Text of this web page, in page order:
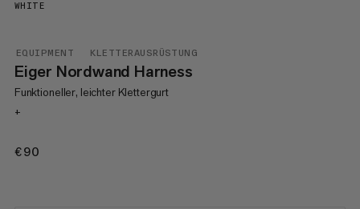
EQUIPMENT KLETTERAUSRÜSTUNG
Eiger Nordwand Harness
Funktioneller, leichter Klettergurt
+
€90
WHITE